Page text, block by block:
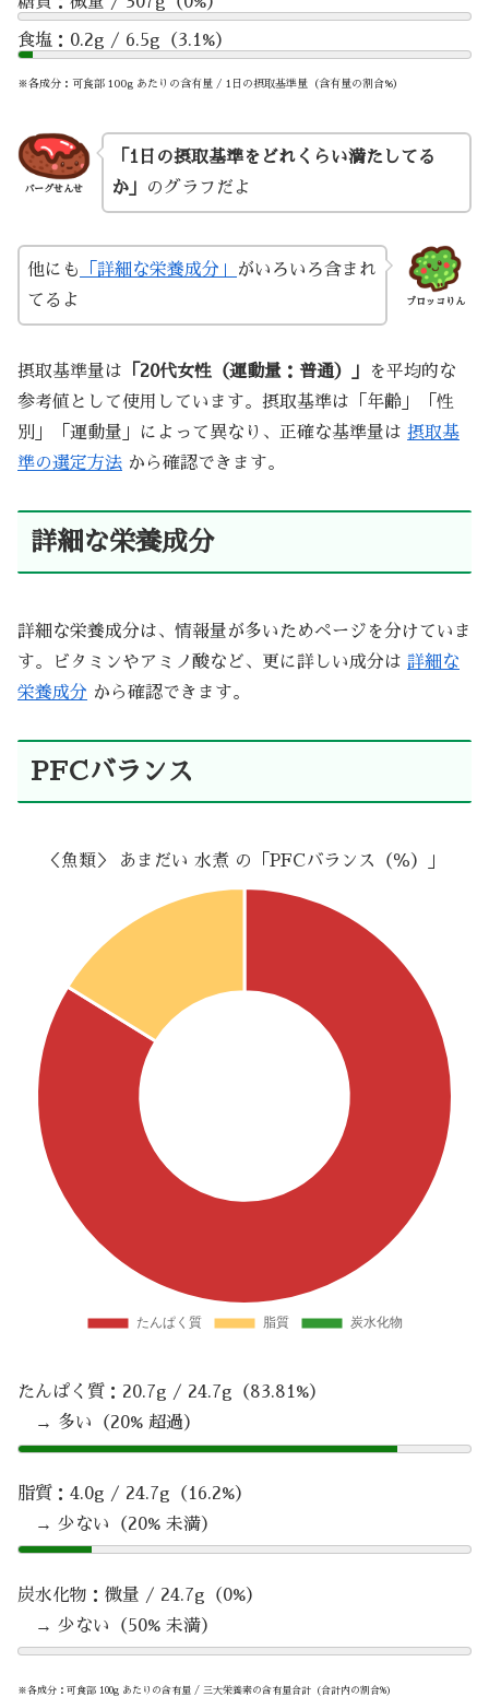
食塩：0.2g / 6.5g（3.1%）
※各成分：可食部 100g あたりの含有量 / 1日の摂取基準量（含有量の割合%）
バーグせんせ
「1日の摂取基準をどれくらい満たしてる
か」
のグラフだよ
ブロッコりん
他にも 「詳細な栄養成分」
がいろいろ含まれ
てるよ
摂取基準量は 「20代女性（運動量：普通）」
を平均的な
参考値として使用しています。摂取基準は「年齢」「性
別」「運動量」によって異なり、正確な基準量は 摂取基
準の選定方法 から確認できます。
詳細な栄養成分
詳細な栄養成分は、情報量が多いためページを分けていま
す。ビタミンやアミノ酸など、更に詳しい成分は 詳細な
栄養成分 から確認できます。
PFCバランス
＜魚類＞ あまだい 水煮 の「PFCバランス（％）」
たんぱく質：20.7g / 24.7g（83.81%）
→ 多い（20% 超過）
脂質：4.0g / 24.7g（16.2%）
→ 少ない（20% 未満）
炭水化物：微量 / 24.7g（0%）
→ 少ない（50% 未満）
※各成分：可食部 100g あたりの含有量 / 三大栄養素の含有量合計（合計内の割合%）